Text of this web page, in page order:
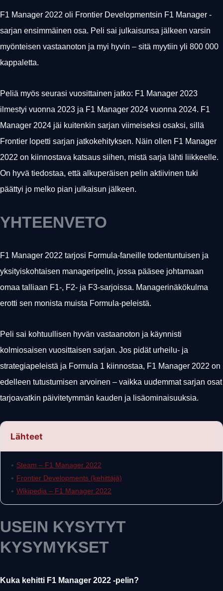
F1 Manager 2022 oli Frontier Developmentsin F1 Manager -
sarjan ensimmäinen osa. Peli sai julkaisunsa jälkeen varsin
myönteisen vastaanoton ja myi hyvin – sitä myytiin yli 800 000
kappaletta.
Peliä myös seurasi vuosittainen jatko: F1 Manager 2023
ilmestyi vuonna 2023 ja F1 Manager 2024 vuonna 2024. F1
Manager 2024 jäi kuitenkin sarjan viimeiseksi osaksi, sillä
Frontier lopetti sarjan jatkokehityksen. Näin ollen F1 Manager
2022 on kiinnostava katsaus siihen, mistä sarja lähti liikkeelle.
On hyvä tiedostaa, että alkuperäisen pelin aktiivinen tuki
päättyi jo melko pian julkaisun jälkeen.
YHTEENVETO
F1 Manager 2022 tarjosi Formula-faneille todentuntuisen ja
yksityiskohtaisen manageripelin, jossa pääsee johtamaan
omaa talliaan F1-, F2- ja F3-sarjoissa. Managerinäkökulma
erotti sen monista muista Formula-peleistä.
Peli sai kohtuullisen hyvän vastaanoton ja käynnisti
kolmiosaisen vuosittaisen sarjan. Jos pidät urheilu- ja
strategiapeleistä ja Formula 1 kiinnostaa, F1 Manager 2022 on
edelleen tutustumisen arvoinen – vaikka uudemmat sarjan osat
tarjoavatkin päivitetymmän kauden ja lisäominaisuuksia.
Lähteet
• Steam – F1 Manager 2022
• Frontier Developments (kehittäjä)
• Wikipedia – F1 Manager 2022
USEIN KYSYTYT
KYSYMYKSET
Kuka kehitti F1 Manager 2022 -pelin?